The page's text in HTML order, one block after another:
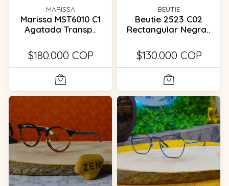
MARISSA
Marissa MST6010 C1
Agatada Transp..
$180.000 COP
BEUTIE
Beutie 2523 C02
Rectangular Negra..
$130.000 COP